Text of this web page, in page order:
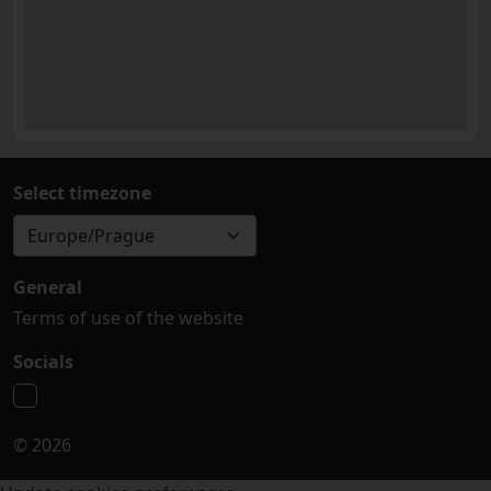
Select timezone
Europe/Prague
General
Terms of use of the website
Socials
© 2026